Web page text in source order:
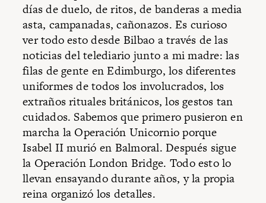
días de duelo, de ritos, de banderas a media
asta, campanadas, cañonazos. Es curioso
ver todo esto desde Bilbao a través de las
noticias del telediario junto a mi madre: las
filas de gente en Edimburgo, los diferentes
uniformes de todos los involucrados, los
extraños rituales británicos, los gestos tan
cuidados. Sabemos que primero pusieron en
marcha la Operación Unicornio porque
Isabel II murió en Balmoral. Después sigue
la Operación London Bridge. Todo esto lo
llevan ensayando durante años, y la propia
reina organizó los detalles.